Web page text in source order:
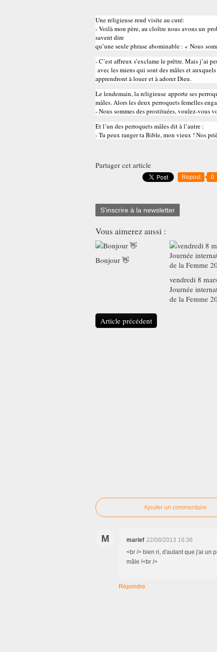
Une religieuse rend visite au curé:
- Voilà mon père, au cloître nous avons un
savent dire
qu’une seule phrase abominable : « Nous
- C’est affreux s’exclame le prêtre. Mais j’ai
avec les miens qui sont des mâles et
apprendront à louer et à adorer Dieu.
Le lendemain, la religieuse apporte ses
mâles. Alors les deux perroquets femelles
- Nous sommes des prostituées, voulez-vous
Et l’un des perroquets mâles dit à l’autre :
- Tu peux ranger ta Bible, mon vieux ! Nos
Partager cet article
Repost 0
S'inscrire à la newsletter
Vous aimerez aussi :
Bonjour 👋
vendredi 8
Journée
de la Femme
Article précédent
Ajouter un commentaire
M marief 22/08/2013 16:36
<br /> bien ri, d'autant que j'ai un
mâle !<br />
Répondre